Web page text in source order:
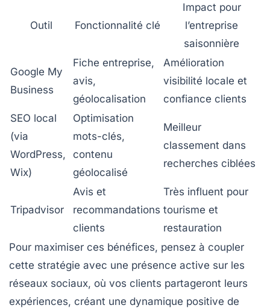
Outil Fonctionnalité clé
Impact pour
l’entreprise
saisonnière
Google My
Business
Fiche entreprise,
avis,
géolocalisation
Amélioration
visibilité locale et
confiance clients
SEO local
(via
WordPress,
Wix)
Optimisation
mots-clés,
contenu
géolocalisé
Meilleur
classement dans
recherches ciblées
Tripadvisor
Avis et
recommandations
clients
Très influent pour
tourisme et
restauration
Pour maximiser ces bénéfices, pensez à coupler
cette stratégie avec une présence active sur les
réseaux sociaux, où vos clients partageront leurs
expériences, créant une dynamique positive de